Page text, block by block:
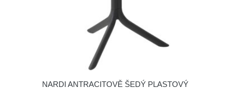
NARDI ANTRACITOVĚ ŠEDÝ PLASTOVÝ